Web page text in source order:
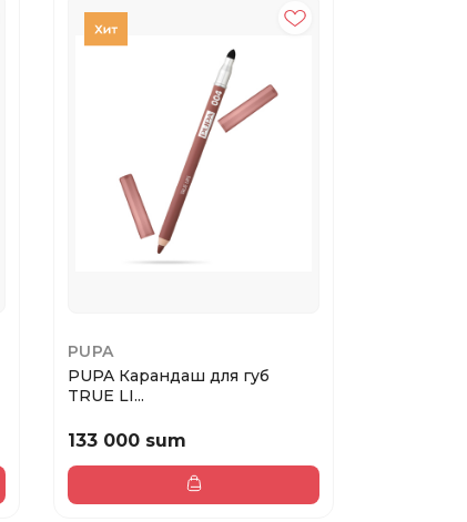
PUPA
PUPA Карандаш для губ
TRUE LI...
133 000 sum